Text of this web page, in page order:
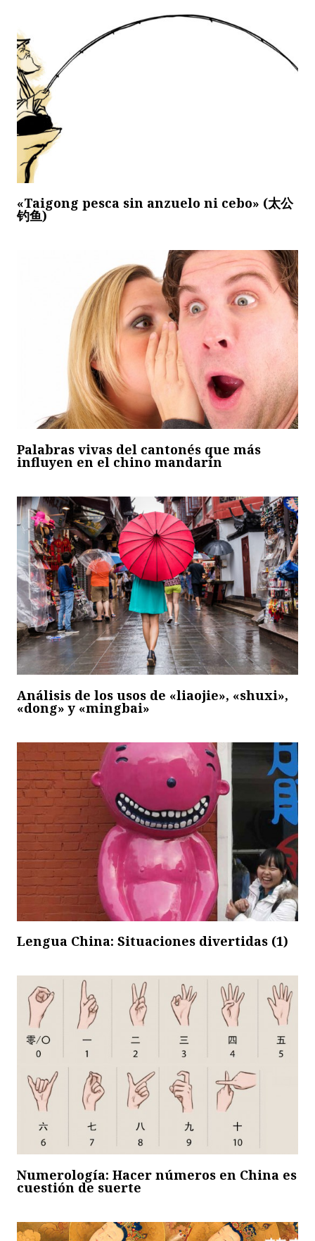
«Taigong pesca sin anzuelo ni cebo» (太公
钓鱼)
Palabras vivas del cantonés que más
influyen en el chino mandarín
Análisis de los usos de «liaojie», «shuxi»,
«dong» y «mingbai»
Lengua China: Situaciones divertidas (1)
Numerología: Hacer números en China es
cuestión de suerte